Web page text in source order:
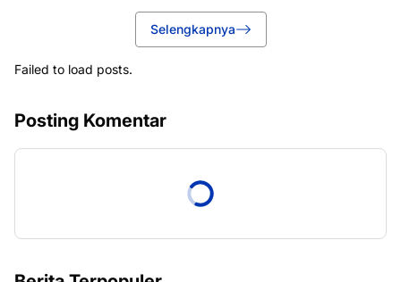
Selengkapnya
Failed to load posts.
Posting Komentar